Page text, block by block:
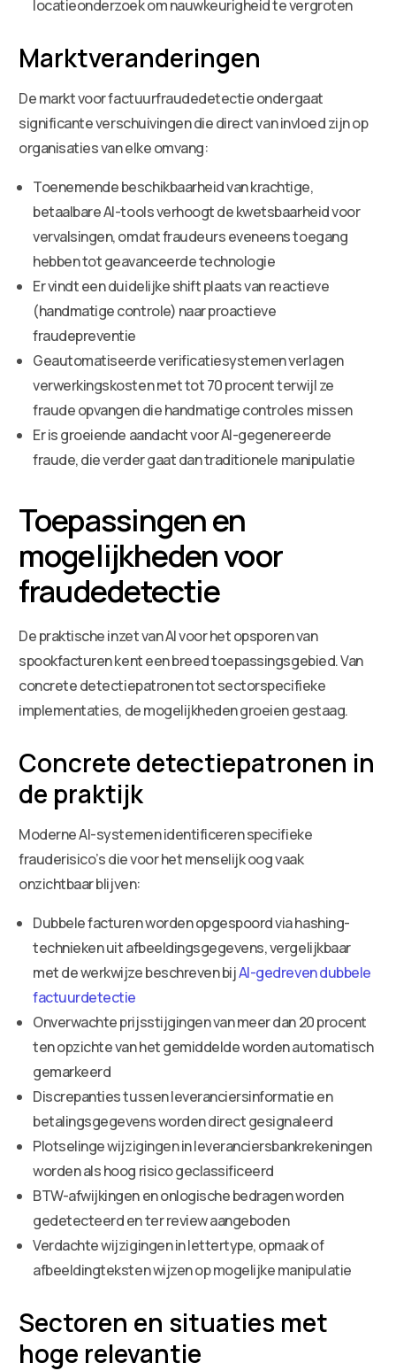
locatieonderzoek om nauwkeurigheid te vergroten
Marktveranderingen
De markt voor factuurfraudedetectie ondergaat
significante verschuivingen die direct van invloed zijn op
organisaties van elke omvang:
Toenemende beschikbaarheid van krachtige,
betaalbare AI-tools verhoogt de kwetsbaarheid voor
vervalsingen, omdat fraudeurs eveneens toegang
hebben tot geavanceerde technologie
Er vindt een duidelijke shift plaats van reactieve
(handmatige controle) naar proactieve
fraudepreventie
Geautomatiseerde verificatiesystemen verlagen
verwerkingskosten met tot 70 procent terwijl ze
fraude opvangen die handmatige controles missen
Er is groeiende aandacht voor AI-gegenereerde
fraude, die verder gaat dan traditionele manipulatie
Toepassingen en
mogelijkheden voor
fraudedetectie
De praktische inzet van AI voor het opsporen van
spookfacturen kent een breed toepassingsgebied. Van
concrete detectiepatronen tot sectorspecifieke
implementaties, de mogelijkheden groeien gestaag.
Concrete detectiepatronen in
de praktijk
Moderne AI-systemen identificeren specifieke
frauderisico’s die voor het menselijk oog vaak
onzichtbaar blijven:
Dubbele facturen worden opgespoord via hashing-
technieken uit afbeeldingsgegevens, vergelijkbaar
met de werkwijze beschreven bijAI-gedreven dubbele
factuurdetectie
Onverwachte prijsstijgingen van meer dan 20 procent
ten opzichte van het gemiddelde worden automatisch
gemarkeerd
Discrepanties tussen leveranciersinformatie en
betalingsgegevens worden direct gesignaleerd
Plotselinge wijzigingen in leveranciersbankrekeningen
worden als hoog risico geclassificeerd
BTW-afwijkingen en onlogische bedragen worden
gedetecteerd en ter review aangeboden
Verdachte wijzigingen in lettertype, opmaak of
afbeeldingteksten wijzen op mogelijke manipulatie
Sectoren en situaties met
hoge relevantie